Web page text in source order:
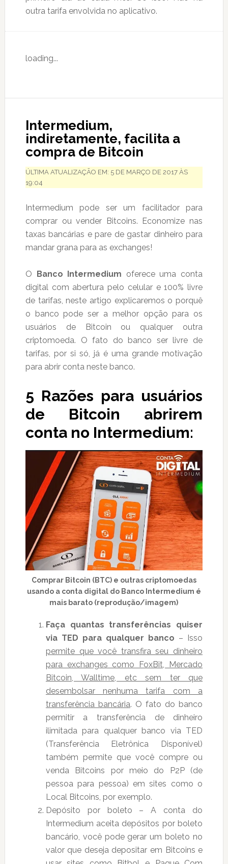
outra tarifa envolvida no aplicativo.
loading...
Intermedium,
indiretamente, facilita a
compra de Bitcoin
ÚLTIMA ATUALIZAÇÃO EM: 5 DE MARÇO DE 2017 ÀS
19:04
Intermedium pode ser um facilitador para
comprar ou vender Bitcoins. Economize nas
taxas bancárias e pare de gastar dinheiro para
mandar grana para as exchanges!
O Banco Intermedium oferece uma conta
digital com abertura pelo celular e 100% livre
de tarifas, neste artigo explicaremos o porquê
o banco pode ser a melhor opção para os
usuários de Bitcoin ou qualquer outra
criptomoeda. O fato do banco ser livre de
tarifas, por si só, já é uma grande motivação
para abrir conta neste banco.
5 Razões para usuários
de Bitcoin abrirem
conta no Intermedium:
Comprar Bitcoin (BTC) e outras criptomoedas
usando a conta digital do Banco Intermedium é
mais barato (reprodução/imagem)
Faça quantas transferências quiser
via TED para qualquer banco – Isso
permite que você transfira seu dinheiro
para exchanges como FoxBit, Mercado
Bitcoin, Walltime, etc sem ter que
desembolsar nenhuma tarifa com a
transferência bancária. O fato do banco
permitir a transferência de dinheiro
ilimitada para qualquer banco via TED
(Transferência Eletrônica Disponível)
também permite que você compre ou
venda Bitcoins por meio do P2P (de
pessoa para pessoa) em sites como o
Local Bitcoins, por exemplo.
Depósito por boleto – A conta do
Intermedium aceita depósitos por boleto
bancário, você pode gerar um boleto no
valor que deseja depositar em Bitcoins e